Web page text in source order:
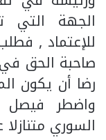
الجهة التي
للإعتماد ,
صاحبة الحق في
رضا أن يكون
واضطر فيصل
السوري